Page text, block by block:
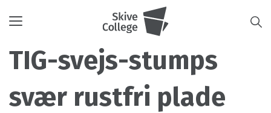
Toggle
TIG-svejs-stumps
svær rustfri plade